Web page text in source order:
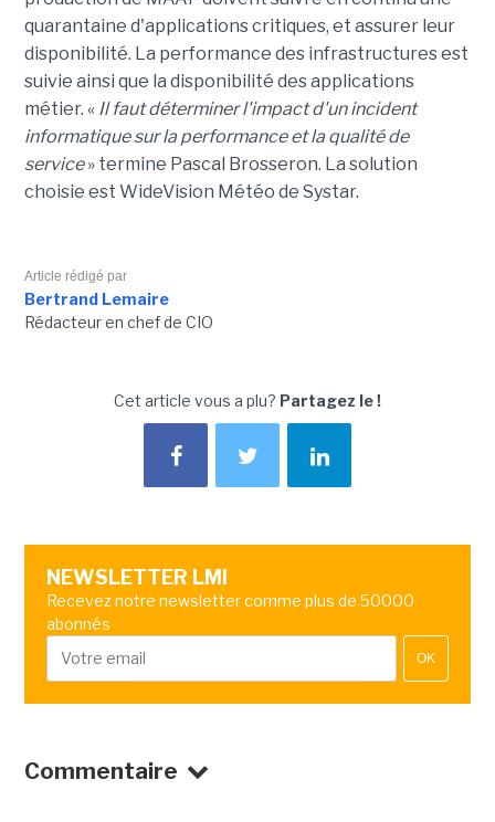
quarantaine d'applications critiques, et assurer leur
disponibilité. La performance des infrastructures est
suivie ainsi que la disponibilité des applications
métier. « Il faut déterminer l'impact d'un incident
informatique sur la performance et la qualité de
service» termine Pascal Brosseron. La solution
choisie est WideVision Météo de Systar.
Article rédigé par
Bertrand Lemaire
Rédacteur en chef de CIO
Cet article vous a plu? Partagez le !
NEWSLETTER LMI
Recevez notre newsletter comme plus de 50000
abonnés
OK
Commentaire